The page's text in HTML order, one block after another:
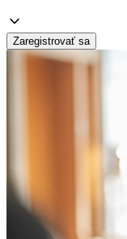
Zaregistrovať sa